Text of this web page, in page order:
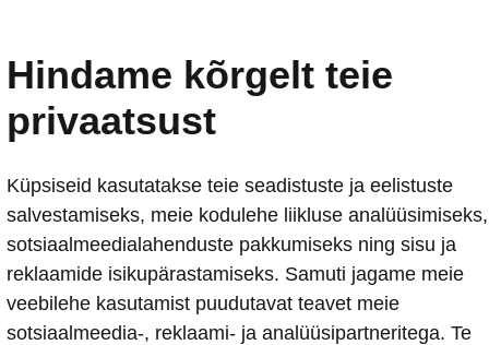
& View
Hindame kõrgelt teie
privaatsust
Küpsiseid kasutatakse teie seadistuste ja eelistuste
salvestamiseks, meie kodulehe liikluse analüüsimiseks,
sotsiaalmeedialahenduste pakkumiseks ning sisu ja
reklaamide isikupärastamiseks. Samuti jagame meie
veebilehe kasutamist puudutavat teavet meie
sotsiaalmeedia-, reklaami- ja analüüsipartneritega. Te